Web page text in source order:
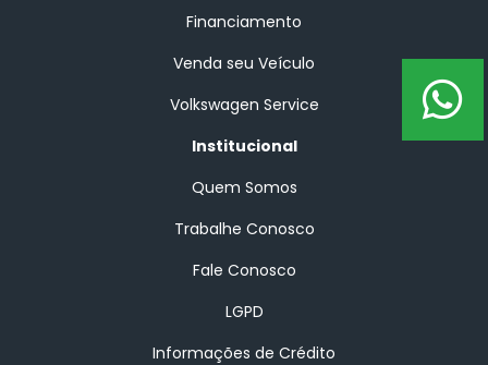
Financiamento
Venda seu Veículo
Volkswagen Service
Institucional
Quem Somos
Trabalhe Conosco
Fale Conosco
LGPD
Informações de Crédito